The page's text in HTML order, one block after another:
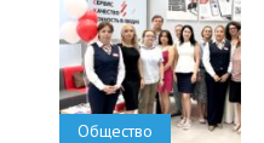
Общество